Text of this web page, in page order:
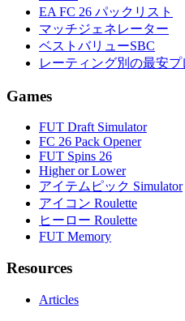
EA FC 26 パックリスト
マッチジェネレーター
ベストバリューSBC
レーティング別の最安プ
Games
FUT Draft Simulator
FC 26 Pack Opener
FUT Spins 26
Higher or Lower
アイテムピック Simulator
アイコン Roulette
ヒーロー Roulette
FUT Memory
Resources
Articles